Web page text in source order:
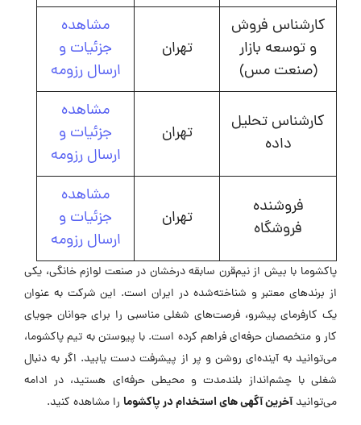
کارشناس فروش
و توسعه بازار
(صنعت مس)
تهران
مشاهده
جزئیات و
ارسال رزومه
کارشناس تحلیل
داده
تهران
مشاهده
جزئیات و
ارسال رزومه
فروشنده
فروشگاه
تهران
مشاهده
جزئیات و
ارسال رزومه
پاکشوما با بیش از نیم‌قرن سابقه درخشان در صنعت لوازم خانگی، یکی
از برندهای معتبر و شناخته‌شده در ایران است. این شرکت به عنوان
یک کارفرمای پیشرو، فرصت‌های شغلی مناسبی را برای جوانان جویای
کار و متخصصان حرفه‌ای فراهم کرده است. با پیوستن به تیم پاکشوما،
می‌توانید به آینده‌ای روشن و پر از پیشرفت دست یابید. اگر به دنبال
شغلی با چشم‌انداز بلندمدت و محیطی حرفه‌ای هستید، در ادامه
می‌توانیدآخرین آگهی های استخدام در پاکشوما را مشاهده کنید.